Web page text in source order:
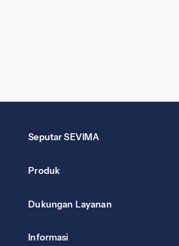
Seputar SEVIMA
Produk
Dukungan Layanan
Informasi